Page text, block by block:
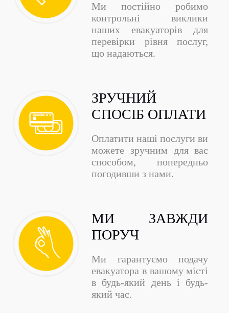
Ми постійно робимо
контрольні виклики
наших евакуаторів для
перевірки рівня послуг,
що надаються.
ЗРУЧНИЙ
СПОСІБ ОПЛАТИ
Оплатити наші послуги ви
можете зручним для вас
способом, попередньо
погодивши з нами.
МИ ЗАВЖДИ
ПОРУЧ
Ми гарантуємо подачу
евакуатора в вашому місті
в будь-який день і будь-
який час.